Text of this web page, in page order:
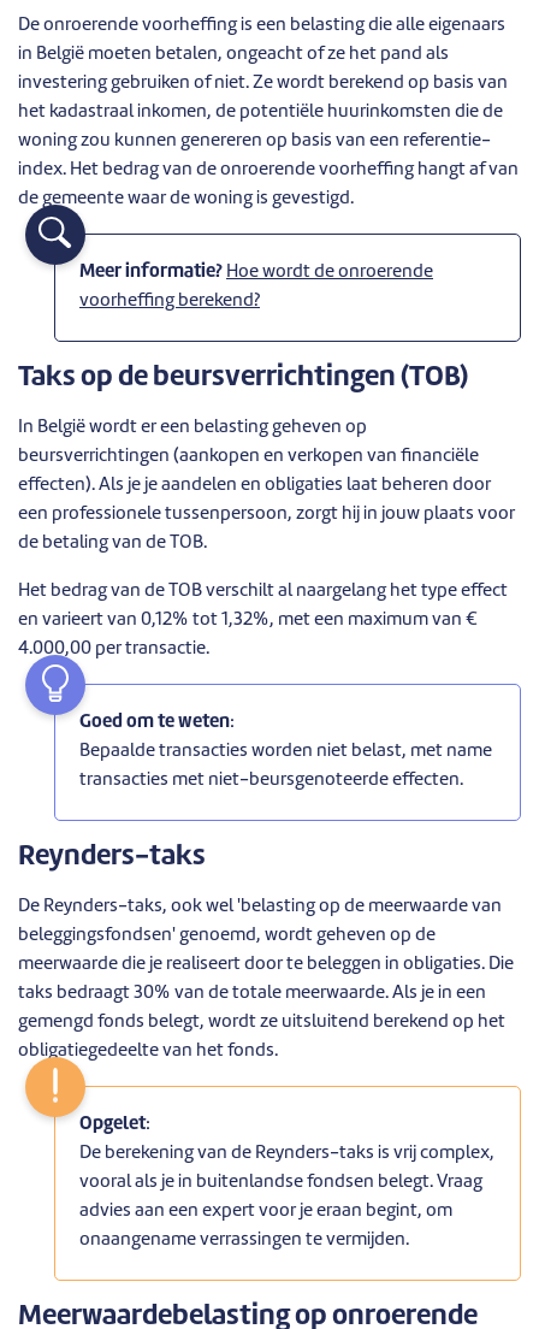
De onroerende voorheffing is een belasting die alle eigenaars
in België moeten betalen, ongeacht of ze het pand als
investering gebruiken of niet. Ze wordt berekend op basis van
het kadastraal inkomen, de potentiële huurinkomsten die de
woning zou kunnen genereren op basis van een referentie-
index. Het bedrag van de onroerende voorheffing hangt af van
de gemeente waar de woning is gevestigd.
Meer informatie? Hoe wordt de onroerende
voorheffing berekend?
Taks op de beursverrichtingen (TOB)
In België wordt er een belasting geheven op
beursverrichtingen (aankopen en verkopen van financiële
effecten). Als je je aandelen en obligaties laat beheren door
een professionele tussenpersoon, zorgt hij in jouw plaats voor
de betaling van de TOB.
Het bedrag van de TOB verschilt al naargelang het type effect
en varieert van 0,12% tot 1,32%, met een maximum van €
4.000,00 per transactie.
Goed om te weten:
Bepaalde transacties worden niet belast, met name
transacties met niet-beursgenoteerde effecten.
Reynders-taks
De Reynders-taks, ook wel 'belasting op de meerwaarde van
beleggingsfondsen' genoemd, wordt geheven op de
meerwaarde die je realiseert door te beleggen in obligaties. Die
taks bedraagt 30% van de totale meerwaarde. Als je in een
gemengd fonds belegt, wordt ze uitsluitend berekend op het
obligatiegedeelte van het fonds.
Opgelet:
De berekening van de Reynders-taks is vrij complex,
vooral als je in buitenlandse fondsen belegt. Vraag
advies aan een expert voor je eraan begint, om
onaangename verrassingen te vermijden.
Meerwaardebelasting op onroerende